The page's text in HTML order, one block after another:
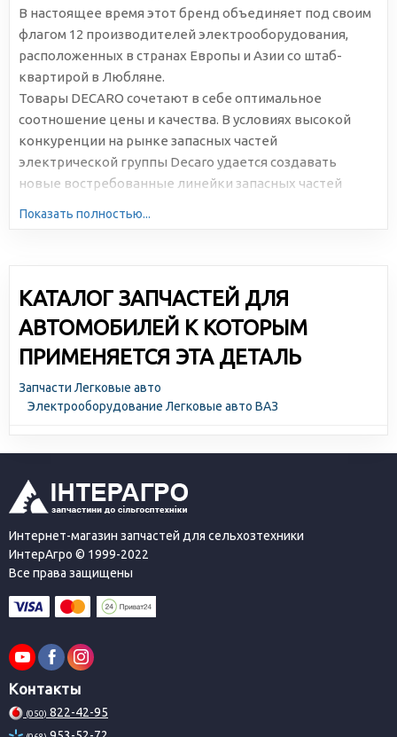
В настоящее время этот бренд объединяет под своим
флагом 12 производителей электрооборудования,
расположенных в странах Европы и Азии со штаб-
квартирой в Любляне.
Товары DECARO сочетают в себе оптимальное
соотношение цены и качества. В условиях высокой
конкуренции на рынке запасных частей
электрической группы Decaro удается создавать
новые востребованные линейки запасных частей
международным стандартам: TUV, TS16949, ISO 9001, ISO
9002.
Показать полностью...
КАТАЛОГ ЗАПЧАСТЕЙ ДЛЯ
АВТОМОБИЛЕЙ К КОТОРЫМ
ПРИМЕНЯЕТСЯ ЭТА ДЕТАЛЬ
Запчасти Легковые авто
Электрооборудование Легковые авто ВАЗ
Интернет-магазин запчастей для сельхозтехники
ИнтерАгро © 1999-2022
Все права защищены
Контакты
(050) 822-42-95